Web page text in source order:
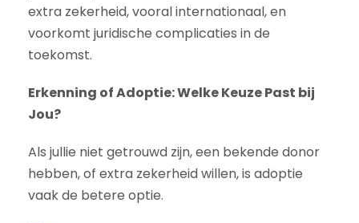
extra zekerheid, vooral internationaal, en
voorkomt juridische complicaties in de
toekomst.
Erkenning of Adoptie: Welke Keuze Past bij
Jou?
Als jullie niet getrouwd zijn, een bekende donor
hebben, of extra zekerheid willen, is adoptie
vaak de betere optie.